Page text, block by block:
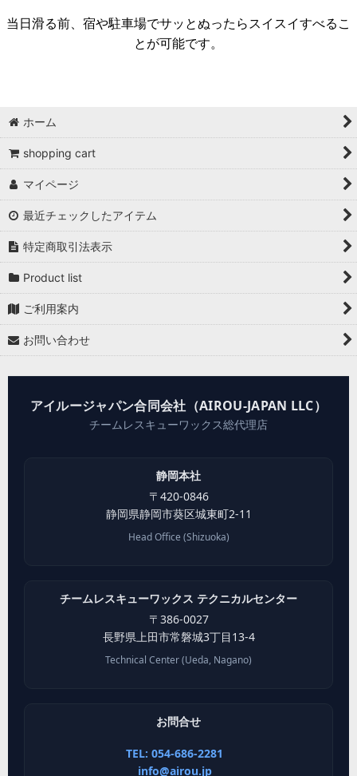
当日滑る前、宿や駐車場でサッとぬったらスイスイすべるこ
とが可能です。
ホーム
shopping cart
マイページ
最近チェックしたアイテム
特定商取引法表示
Product list
ご利用案内
お問い合わせ
アイルージャパン合同会社（AIROU-JAPAN LLC）
チームレスキューワックス総代理店
静岡本社
〒 420-0846
静岡県静岡市葵区城東町2-11
Head Office (Shizuoka)
チームレスキューワックス テクニカルセンター
〒 386-0027
長野県上田市常磐城3丁目13-4
Technical Center (Ueda, Nagano)
お問合せ
TEL: 054-686-2281
info@airou.jp